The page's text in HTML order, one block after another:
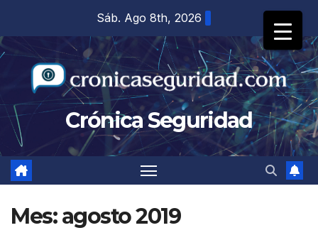
contenido
Sáb. Ago 8th, 2026
Crónica Seguridad
Mes:agosto 2019